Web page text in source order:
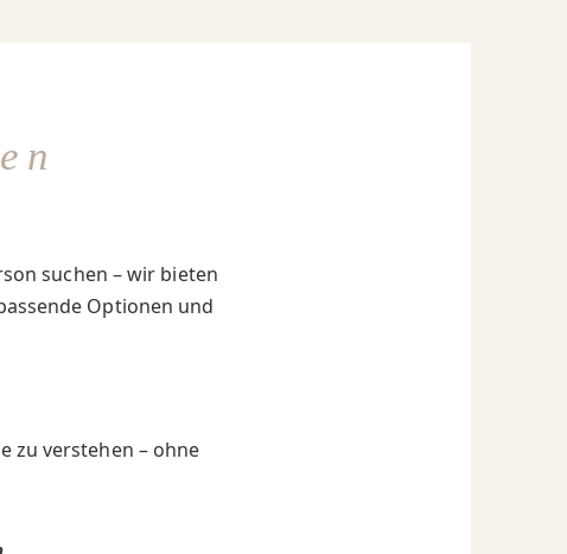
suchen – wir bieten
Optionen und
zu verstehen – ohne